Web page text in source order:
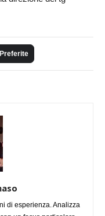
Preferite
di esperienza. Analizza